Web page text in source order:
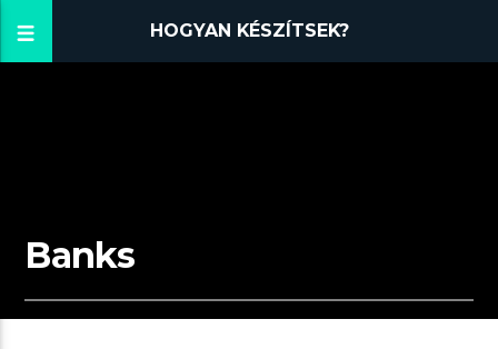
HOGYAN KÉSZÍTSEK?
Banks